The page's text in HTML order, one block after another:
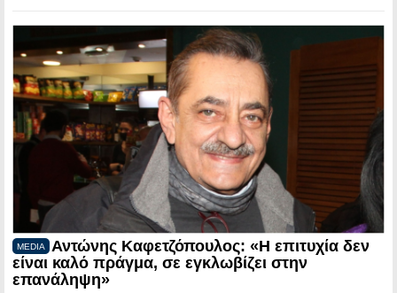
MEDIA
Αντώνης Καφετζόπουλος: «Η επιτυχία δεν
είναι καλό πράγμα, σε εγκλωβίζει στην
επανάληψη»